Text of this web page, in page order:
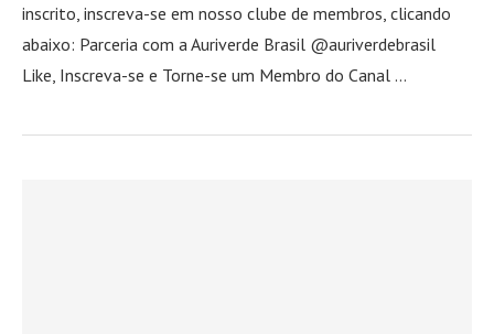
inscrito, inscreva-se em nosso clube de membros, clicando
abaixo: Parceria com a Auriverde Brasil @auriverdebrasil
Like, Inscreva-se e Torne-se um Membro do Canal …